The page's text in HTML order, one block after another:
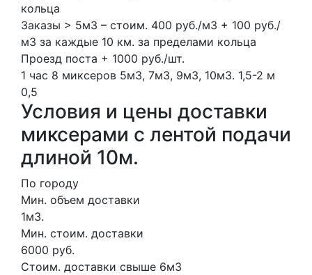
кольца
Заказы > 5м3 – стоим. 400 руб./м3 + 100 руб./
м3 за каждые 10 км. за пределами кольца
Проезд поста + 1000 руб./шт.
1 час 8 миксеров 5м3, 7м3, 9м3, 10м3. 1,5-2 м
0,5
Условия и цены доставки
миксерами с лентой подачи
длиной 10м.
По городу
Мин. объем доставки
1м3.
Мин. стоим. доставки
6000 руб.
Стоим. доставки свыше 6м3